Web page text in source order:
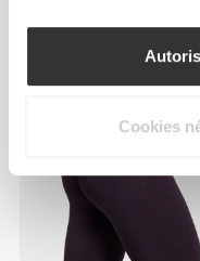
Cookies